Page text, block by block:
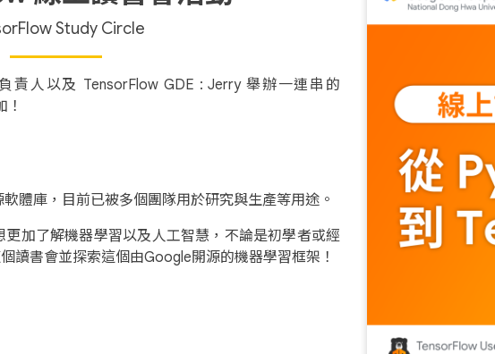
Study Circle
責人以及 TensorFlow GDE : Jerry 舉辦一連串的
體庫，目前已被多個團隊用於研究與生產等用途。
加了解機器學習以及人工智慧，不論是初學者或經
讀書會並探索這個由Google開源的機器學習框架！